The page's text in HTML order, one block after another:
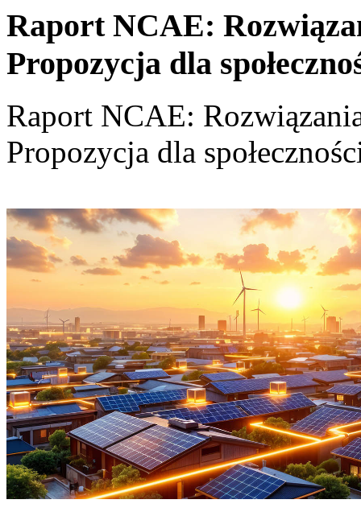
Raport NCAE:
Propozycja dla
Raport NCAE:
Propozycja dla